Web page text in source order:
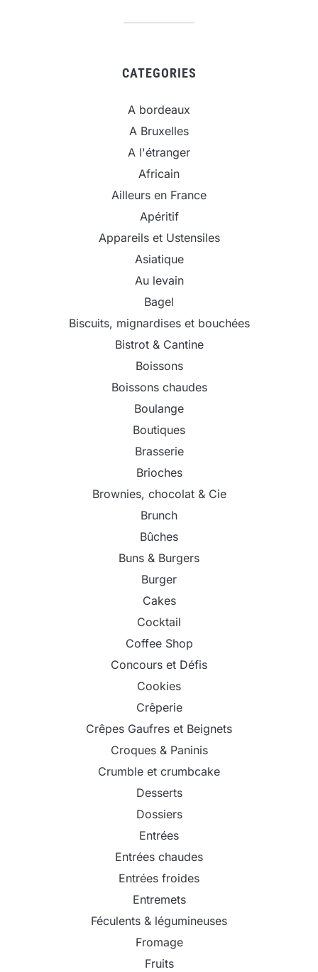
CATEGORIES
A bordeaux
A Bruxelles
A l'étranger
Africain
Ailleurs en France
Apéritif
Appareils et Ustensiles
Asiatique
Au levain
Bagel
Biscuits, mignardises et bouchées
Bistrot & Cantine
Boissons
Boissons chaudes
Boulange
Boutiques
Brasserie
Brioches
Brownies, chocolat & Cie
Brunch
Bûches
Buns & Burgers
Burger
Cakes
Cocktail
Coffee Shop
Concours et Défis
Cookies
Crêperie
Crêpes Gaufres et Beignets
Croques & Paninis
Crumble et crumbcake
Desserts
Dossiers
Entrées
Entrées chaudes
Entrées froides
Entremets
Féculents & légumineuses
Fromage
Fruits